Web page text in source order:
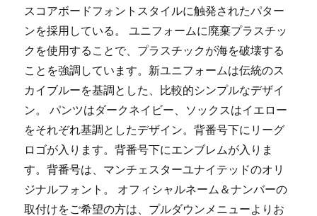
スコアボードフォントスタイルに触発されたパター
ンを採用している。 ユニフォームに廃棄プラスチッ
クを使用することで、プラスチックが海を破壊する
ことを強調しています。新ユニフォームは伝統のス
カイブルーを基調とした、比較的シンプルなデザイ
ン。 パンツはダークネイビー、ソックスはイエロー
をそれぞれ基調としたデザイン。背番号下にリーグ
ロゴが入ります。背番号下にエンブレムが入りま
す。背番号は、マンチェスターユナイテッドのオリ
ジナルフォント。 オフィシャルネーム＆ナンバーの
取付けをご希望の方は、プルダウンメニューよりお